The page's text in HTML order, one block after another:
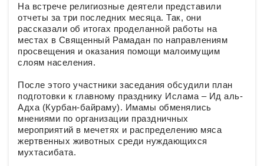
На встрече религиозные деятели представили
отчеты за три последних месяца. Так, они
рассказали об итогах проделанной работы на
местах в Священный Рамадан по направлениям
просвещения и оказания помощи малоимущим
слоям населения.
После этого участники заседания обсудили план
подготовки к главному празднику Ислама – Ид аль-
Адха (Курбан-байраму). Имамы обменялись
мнениями по организации праздничных
мероприятий в мечетях и распределению мяса
жертвенных животных среди нуждающихся
мухтасибата.